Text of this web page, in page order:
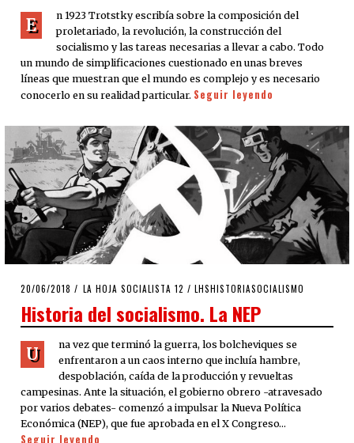
E
n 1923 Trotstky escribía sobre la composición del
proletariado, la revolución, la construcción del
socialismo y las tareas necesarias a llevar a cabo. Todo
un mundo de simplificaciones cuestionado en unas breves
líneas que muestran que el mundo es complejo y es necesario
conocerlo en su realidad particular. Seguir leyendo
POSTED
20/06/2018 LA HOJA SOCIALISTA 12 / LHSHISTORIASOCIALISMO
Historia del socialismo. La NEP
U
na vez que terminó la guerra, los bolcheviques se
enfrentaron a un caos interno que incluía hambre,
despoblación, caída de la producción y revueltas
campesinas. Ante la situación, el gobierno obrero -atravesado
por varios debates- comenzó a impulsar la Nueva Política
Económica (NEP), que fue aprobada en el X Congreso…
Seguir leyendo